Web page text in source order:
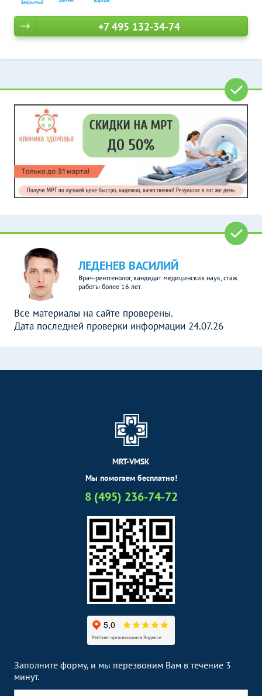
+7 495 132-34-74
ЛЕДЕНЕВ ВАСИЛИЙ
Врач-рентгенолог, кандидат медицинских наук, стаж
работы более 16 лет.
Все материалы на сайте проверены.
Дата последней проверки информации 24.07.26
MRT-VMSK
Мы помогаем бесплатно!
8 (495) 236-74-72
Заполните форму, и мы перезвоним Вам в течение 3
минут.